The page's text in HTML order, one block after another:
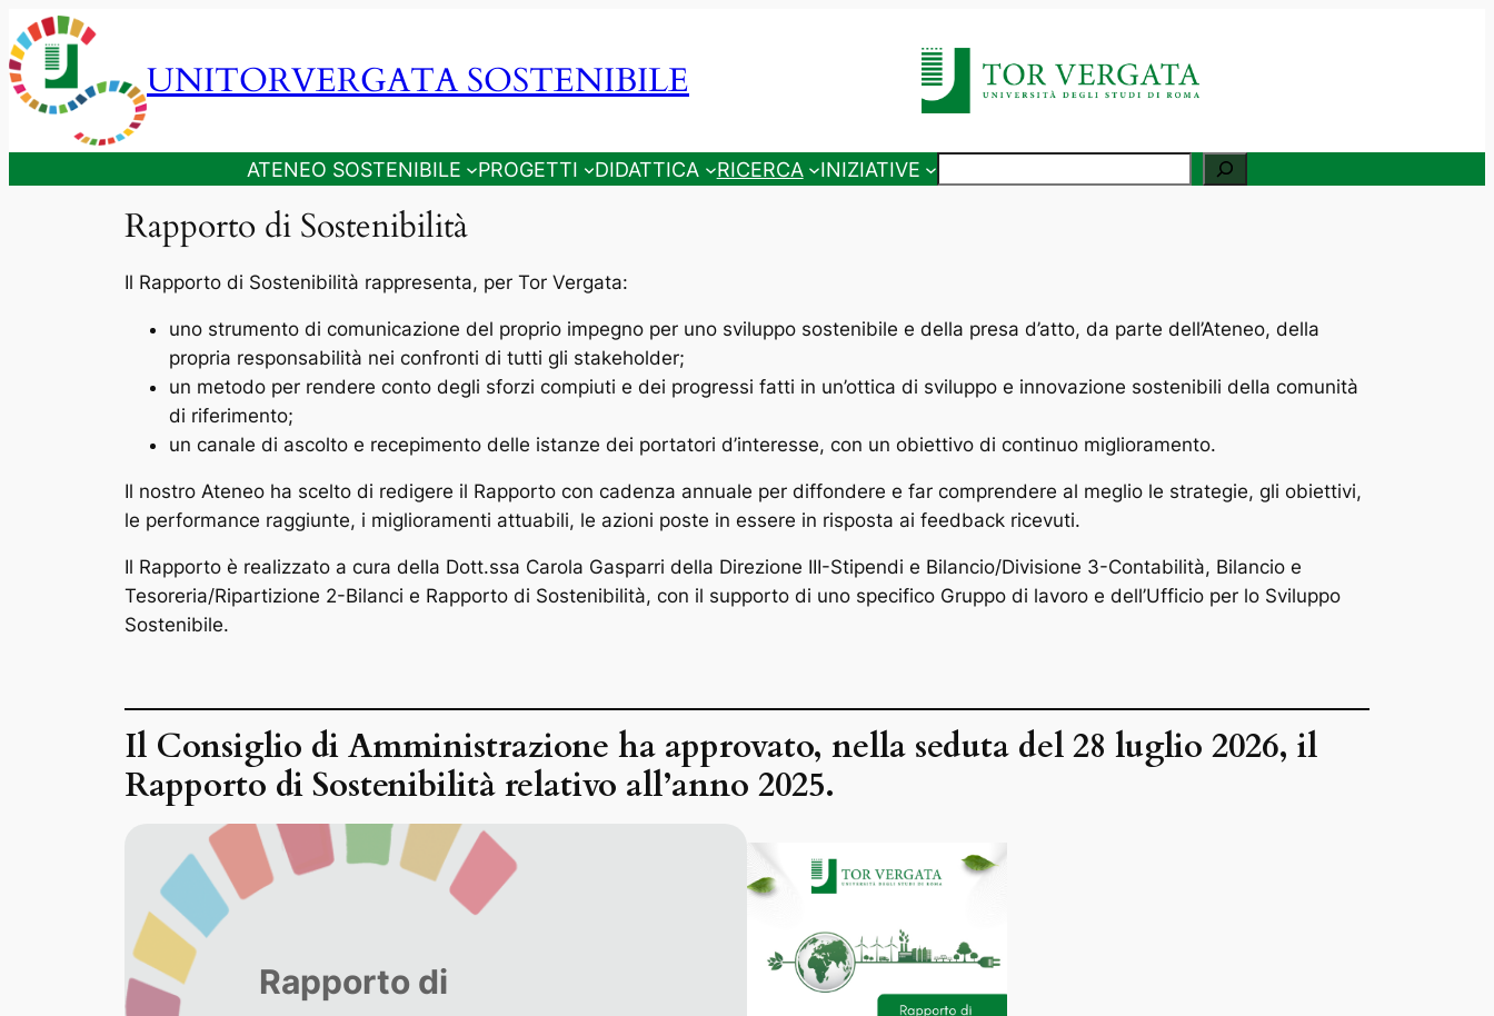
Vai
al
contenuto
UNITORVERGATA SOSTENIBILE
ATENEO SOSTENIBILE PROGETTI DIDATTICA RICERCA INIZIATIVE
Rapporto di Sostenibilità
Il Rapporto di Sostenibilità rappresenta, per Tor Vergata:
uno strumento di comunicazione del proprio impegno per uno sviluppo sostenibile e della presa d’atto, da parte dell’Ateneo, della
propria responsabilità nei confronti di tutti gli stakeholder;
un metodo per rendere conto degli sforzi compiuti e dei progressi fatti in un’ottica di sviluppo e innovazione sostenibili della comunità
di riferimento;
un canale di ascolto e recepimento delle istanze dei portatori d’interesse, con un obiettivo di continuo miglioramento.
Il nostro Ateneo ha scelto di redigere il Rapporto con cadenza annuale per diffondere e far comprendere al meglio le strategie, gli obiettivi,
le performance raggiunte, i miglioramenti attuabili, le azioni poste in essere in risposta ai feedback ricevuti.
Il Rapporto è realizzato a cura della Dott.ssa Carola Gasparri della Direzione III-Stipendi e Bilancio/Divisione 3-Contabilità, Bilancio e
Tesoreria/Ripartizione 2-Bilanci e Rapporto di Sostenibilità, con il supporto di uno specifico Gruppo di lavoro e dell’Ufficio per lo Sviluppo
Sostenibile.
Il Consiglio di Amministrazione ha approvato, nella seduta del 28 luglio 2026, il
Rapporto di Sostenibilità relativo all’anno 2025.
Rapporto di